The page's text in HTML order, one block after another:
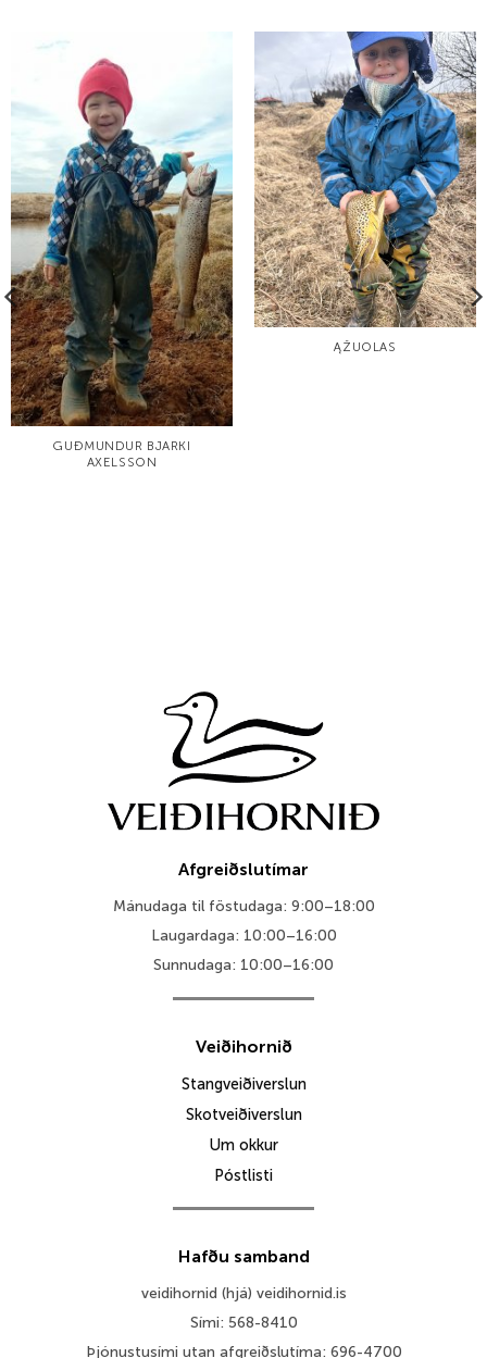
GUÐMUNDUR BJARKI
AXELSSON
ĄŽUOLAS
Afgreiðslutímar
Mánudaga til föstudaga: 9:00–18:00
Laugardaga: 10:00–16:00
Sunnudaga: 10:00–16:00
Veiðihornið
Stangveiðiverslun
Skotveiðiverslun
Um okkur
Póstlisti
Hafðu samband
veidihornid (hjá) veidihornid.is
Sími: 568-8410
Þjónustusími utan afgreiðslutíma: 696-4700